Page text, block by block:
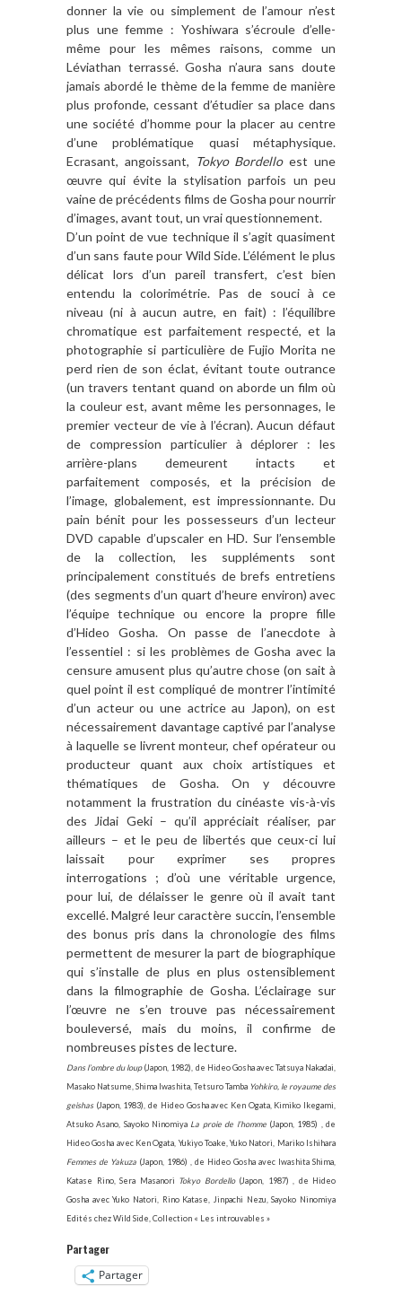
donner la vie ou simplement de l’amour n’est
plus une femme : Yoshiwara s’écroule d’elle-
même pour les mêmes raisons, comme un
Léviathan terrassé. Gosha n’aura sans doute
jamais abordé le thème de la femme de manière
plus profonde, cessant d’étudier sa place dans
une société d’homme pour la placer au centre
d’une problématique quasi métaphysique.
Ecrasant, angoissant, Tokyo Bordelloest une
œuvre qui évite la stylisation parfois un peu
vaine de précédents films de Gosha pour nourrir
d’images, avant tout, un vrai questionnement.
D’un point de vue technique il s’agit quasiment
d’un sans faute pour Wild Side. L’élément le plus
délicat lors d’un pareil transfert, c’est bien
entendu la colorimétrie. Pas de souci à ce
niveau (ni à aucun autre, en fait) : l’équilibre
chromatique est parfaitement respecté, et la
photographie si particulière de Fujio Morita ne
perd rien de son éclat, évitant toute outrance
(un travers tentant quand on aborde un film où
la couleur est, avant même les personnages, le
premier vecteur de vie à l’écran). Aucun défaut
de compression particulier à déplorer : les
arrière-plans demeurent intacts et
parfaitement composés, et la précision de
l’image, globalement, est impressionnante. Du
pain bénit pour les possesseurs d’un lecteur
DVD capable d’upscaler en HD. Sur l’ensemble
de la collection, les suppléments sont
principalement constitués de brefs entretiens
(des segments d’un quart d’heure environ) avec
l’équipe technique ou encore la propre fille
d’Hideo Gosha. On passe de l’anecdote à
l’essentiel : si les problèmes de Gosha avec la
censure amusent plus qu’autre chose (on sait à
quel point il est compliqué de montrer l’intimité
d’un acteur ou une actrice au Japon), on est
nécessairement davantage captivé par l’analyse
à laquelle se livrent monteur, chef opérateur ou
producteur quant aux choix artistiques et
thématiques de Gosha. On y découvre
notamment la frustration du cinéaste vis-à-vis
des Jidai Geki – qu’il appréciait réaliser, par
ailleurs – et le peu de libertés que ceux-ci lui
laissait pour exprimer ses propres
interrogations ; d’où une véritable urgence,
pour lui, de délaisser le genre où il avait tant
excellé. Malgré leur caractère succin, l’ensemble
des bonus pris dans la chronologie des films
permettent de mesurer la part de biographique
qui s’installe de plus en plus ostensiblement
dans la filmographie de Gosha. L’éclairage sur
l’œuvre ne s’en trouve pas nécessairement
bouleversé, mais du moins, il confirme de
nombreuses pistes de lecture.
Dans l’ombre du loup(Japon, 1982), de Hideo Gosha avec Tatsuya Nakadai,
Masako Natsume, Shima Iwashita, Tetsuro Tamba Yohkiro, le royaume des
geishas(Japon, 1983), de Hideo Gosha avec Ken Ogata, Kimiko Ikegami,
Atsuko Asano, Sayoko Ninomiya La proie de l’homme(Japon, 1985) , de
Hideo Gosha avec Ken Ogata, Yukiyo Toake, Yuko Natori, Mariko Ishihara
Femmes de Yakuza (Japon, 1986) , de Hideo Gosha avec Iwashita Shima,
Katase Rino, Sera Masanori Tokyo Bordello(Japon, 1987) , de Hideo
Gosha avec Yuko Natori, Rino Katase, Jinpachi Nezu, Sayoko Ninomiya
Edités chez Wild Side, Collection « Les introuvables »
Partager
Partager